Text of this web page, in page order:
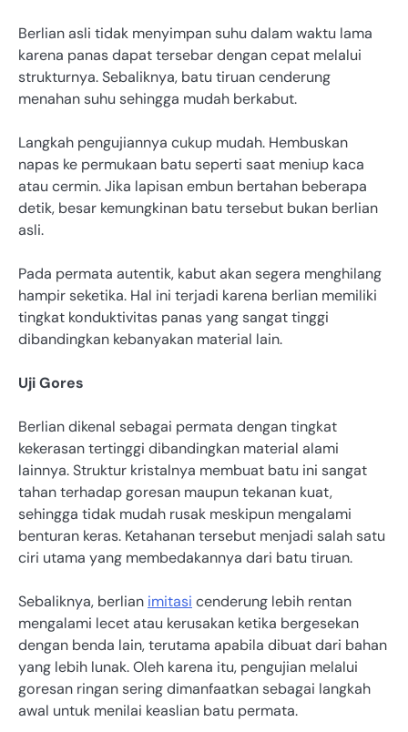
Berlian asli tidak menyimpan suhu dalam waktu lama
karena panas dapat tersebar dengan cepat melalui
strukturnya. Sebaliknya, batu tiruan cenderung
menahan suhu sehingga mudah berkabut.
Langkah pengujiannya cukup mudah. Hembuskan
napas ke permukaan batu seperti saat meniup kaca
atau cermin. Jika lapisan embun bertahan beberapa
detik, besar kemungkinan batu tersebut bukan berlian
asli.
Pada permata autentik, kabut akan segera menghilang
hampir seketika. Hal ini terjadi karena berlian memiliki
tingkat konduktivitas panas yang sangat tinggi
dibandingkan kebanyakan material lain.
Uji Gores
Berlian dikenal sebagai permata dengan tingkat
kekerasan tertinggi dibandingkan material alami
lainnya. Struktur kristalnya membuat batu ini sangat
tahan terhadap goresan maupun tekanan kuat,
sehingga tidak mudah rusak meskipun mengalami
benturan keras. Ketahanan tersebut menjadi salah satu
ciri utama yang membedakannya dari batu tiruan.
Sebaliknya, berlian imitasi cenderung lebih rentan
mengalami lecet atau kerusakan ketika bergesekan
dengan benda lain, terutama apabila dibuat dari bahan
yang lebih lunak. Oleh karena itu, pengujian melalui
goresan ringan sering dimanfaatkan sebagai langkah
awal untuk menilai keaslian batu permata.